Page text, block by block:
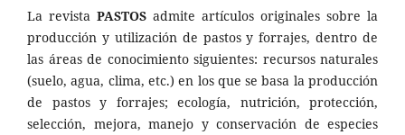
La revista PASTOS admite artículos originales sobre la
producción y utilización de pastos y forrajes, dentro de
las áreas de conocimiento siguientes: recursos naturales
(suelo, agua, clima, etc.) en los que se basa la producción
de pastos y forrajes; ecología, nutrición, protección,
selección, mejora, manejo y conservación de especies